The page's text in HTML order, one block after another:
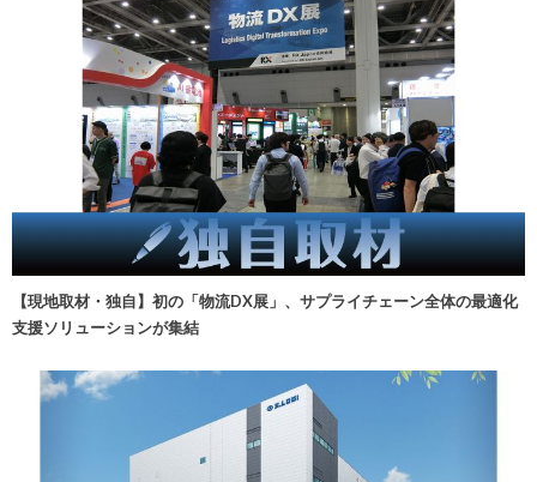
【現地取材・独自】初の「物流DX展」、サプライチェーン全体の最適化
支援ソリューションが集結